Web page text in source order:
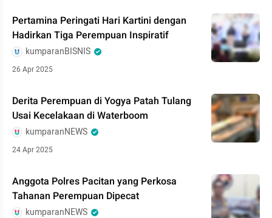
Pertamina Peringati Hari Kartini dengan
Hadirkan Tiga Perempuan Inspiratif
kumparanBISNIS
26 Apr 2025
Derita Perempuan di Yogya Patah Tulang
Usai Kecelakaan di Waterboom
kumparanNEWS
24 Apr 2025
Anggota Polres Pacitan yang Perkosa
Tahanan Perempuan Dipecat
kumparanNEWS